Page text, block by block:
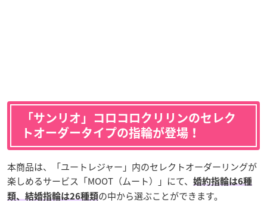
「サンリオ」コロコロクリリンのセレク
トオーダータイプの指輪が登場！
本商品は、「ユートレジャー」内のセレクトオーダーリングが
楽しめるサービス「MOOT（ムート）」にて、
婚約指輪は6種
類、結婚指輪は26種類の中から選ぶことができます。